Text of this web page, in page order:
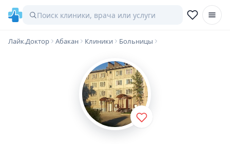
Лайк.Доктор Абакан Клиники Больницы